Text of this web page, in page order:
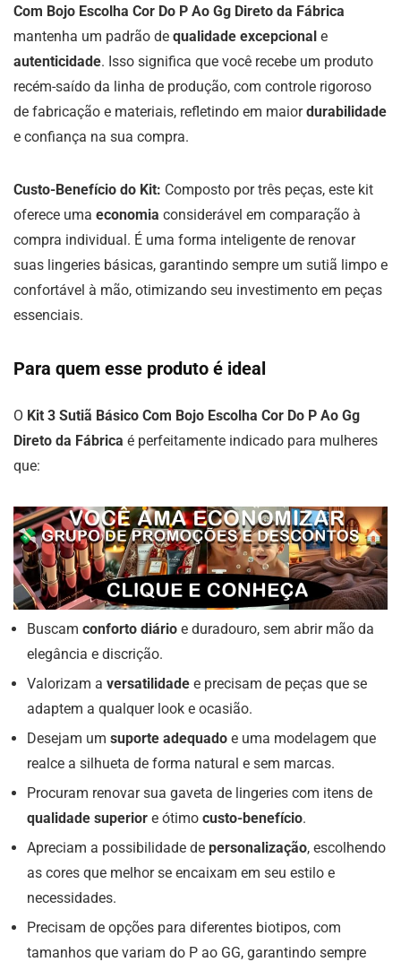
Com Bojo Escolha Cor Do P Ao Gg Direto da Fábrica
mantenha um padrão de qualidade excepcional e
autenticidade. Isso significa que você recebe um produto
recém-saído da linha de produção, com controle rigoroso
de fabricação e materiais, refletindo em maiordurabilidade
e confiança na sua compra.
Custo-Benefício do Kit: Composto por três peças, este kit
oferece uma economia considerável em comparação à
compra individual. É uma forma inteligente de renovar
suas lingeries básicas, garantindo sempre um sutiã limpo e
confortável à mão, otimizando seu investimento em peças
essenciais.
Para quem esse produto é ideal
O Kit 3 Sutiã Básico Com Bojo Escolha Cor Do P Ao Gg
Direto da Fábrica é perfeitamente indicado para mulheres
que:
Buscam conforto diário e duradouro, sem abrir mão da
elegância e discrição.
Valorizam a versatilidade e precisam de peças que se
adaptem a qualquer look e ocasião.
Desejam um suporte adequado e uma modelagem que
realce a silhueta de forma natural e sem marcas.
Procuram renovar sua gaveta de lingeries com itens de
qualidade superior e ótimo custo-benefício.
Apreciam a possibilidade de personalização, escolhendo
as cores que melhor se encaixam em seu estilo e
necessidades.
Precisam de opções para diferentes biotipos, com
tamanhos que variam do P ao GG, garantindo sempre